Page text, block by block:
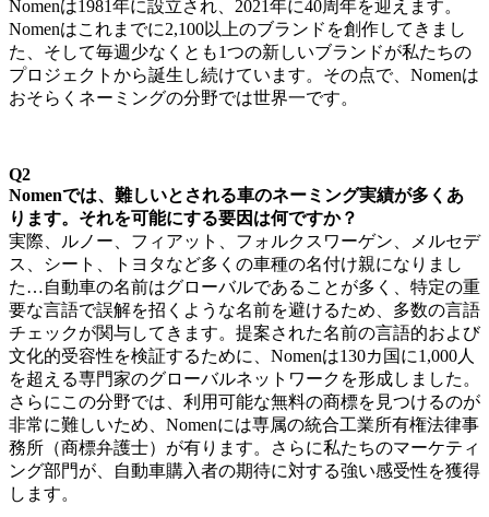
Nomenは1981年に設立され、2021年に40周年を迎えます。
Nomenはこれまでに2,100以上のブランドを創作してきまし
た、そして毎週少なくとも1つの新しいブランドが私たちの
プロジェクトから誕生し続けています。その点で、Nomenは
おそらくネーミングの分野では世界一です。
Q2
Nomenでは、難しいとされる車のネーミング実績が多くあ
ります。それを可能にする要因は何ですか？
実際、ルノー、フィアット、フォルクスワーゲン、メルセデ
ス、シート、トヨタなど多くの車種の名付け親になりまし
た…自動車の名前はグローバルであることが多く、特定の重
要な言語で誤解を招くような名前を避けるため、多数の言語
チェックが関与してきます。提案された名前の言語的および
文化的受容性を検証するために、Nomenは130カ国に1,000人
を超える専門家のグローバルネットワークを形成しました。
さらにこの分野では、利用可能な無料の商標を見つけるのが
非常に難しいため、Nomenには専属の統合工業所有権法律事
務所（商標弁護士）が有ります。さらに私たちのマーケティ
ング部門が、自動車購入者の期待に対する強い感受性を獲得
します。